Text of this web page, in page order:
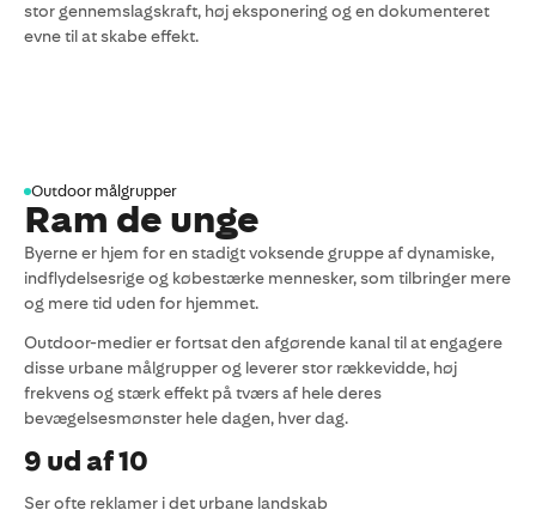
stor gennemslagskraft, høj eksponering og en dokumenteret
evne til at skabe effekt.
Outdoor målgrupper
Ram de unge
Byerne er hjem for en stadigt voksende gruppe af dynamiske,
indflydelsesrige og købestærke mennesker, som tilbringer mere
og mere tid uden for hjemmet.
Outdoor-medier er fortsat den afgørende kanal til at engagere
disse urbane målgrupper og leverer stor rækkevidde, høj
frekvens og stærk effekt på tværs af hele deres
bevægelsesmønster hele dagen, hver dag.
9 ud af 10
Ser ofte reklamer i det urbane landskab​